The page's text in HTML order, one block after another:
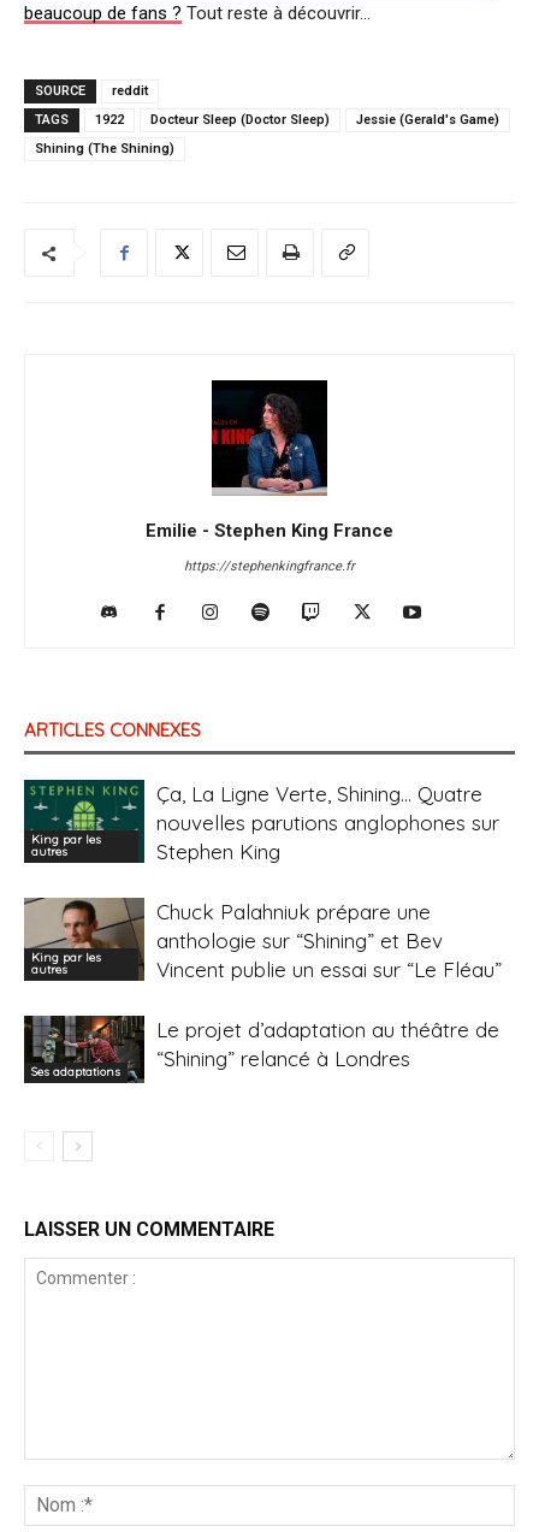
beaucoup de fans ? Tout reste à découvrir…
SOURCE
reddit
TAGS
1922 Docteur Sleep (Doctor Sleep)
Jessie (Gerald's Game)
Shining (The Shining)
Emilie - Stephen King France
https://stephenkingfrance.fr
ARTICLES CONNEXES
King par les
autres
Ça, La Ligne Verte, Shining… Quatre
nouvelles parutions anglophones sur
Stephen King
King par les
autres
Chuck Palahniuk prépare une
anthologie sur “Shining” et Bev
Vincent publie un essai sur “Le Fléau”
Ses adaptations
Le projet d’adaptation au théâtre de
“Shining” relancé à Londres
LAISSER UN COMMENTAIRE